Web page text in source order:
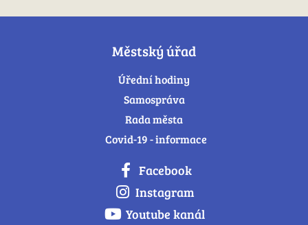
Městský úřad
Úřední hodiny
Samospráva
Rada města
Covid-19 - informace
Facebook
Instagram
Youtube kanál